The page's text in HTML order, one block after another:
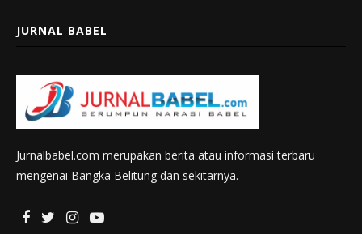
JURNAL BABEL
Jurnalbabel.com merupakan berita atau informasi terbaru
mengenai Bangka Belitung dan sekitarnya.